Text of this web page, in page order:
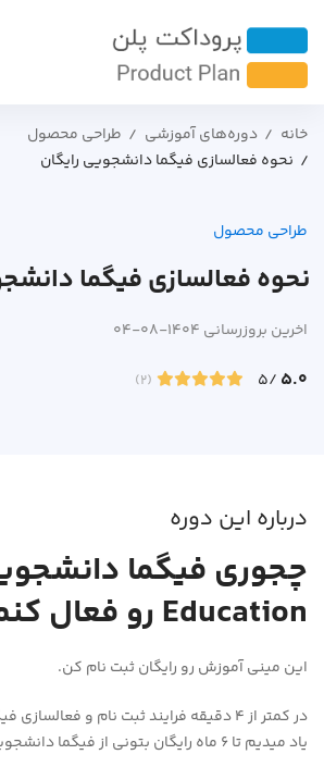
خانه دوره‌های آموزشی
طراحی محصول
نحوه فعالسازی فیگما دانشجویی رایگان
طراحی محصول
نحوه فعالسازی فیگما
اخرین بروزرسانی 1404-08-04
5.0
/5
(2)
درباره این دوره
چجوری فیگما
Education رو فعال کنم؟
این مینی آموزش رو رایگان ثبت نام کن.
در کمتر از 4 دقیقه فرایند ثبت نام و
یاد میدیم تا 6 ماه رایگان بتونی از فیگما دانشجویی استفاده کنی.